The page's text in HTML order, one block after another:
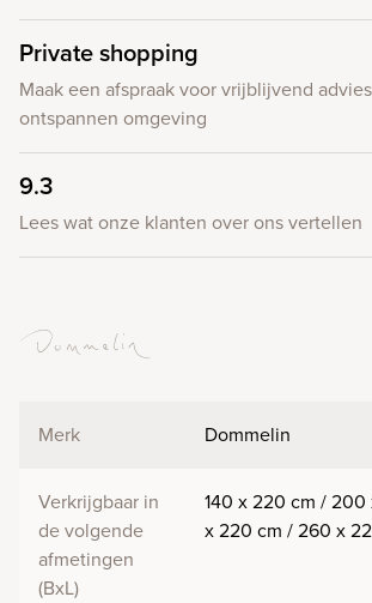
Private shopping
Maak een afspraak voor vrijblijvend
ontspannen omgeving
9.3
Lees wat onze klanten over ons vertellen
Merk Dommelin
Verkrijgbaar in
de volgende
afmetingen
(BxL)
140 x 220 cm /
x 220 cm / 260 x